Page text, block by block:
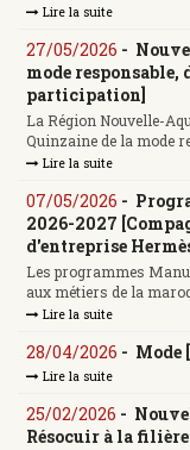
Lire la suite
27/05/2026 -
mode responsable,
participation]
La Région Nouvelle-
Quinzaine de la mode
Lire la suite
07/05/2026 -
2026-2027
d'entreprise
Les programmes
aux métiers de la
Lire la suite
28/04/2026 - Mode
Lire la suite
25/02/2026 -
Résocuir à la